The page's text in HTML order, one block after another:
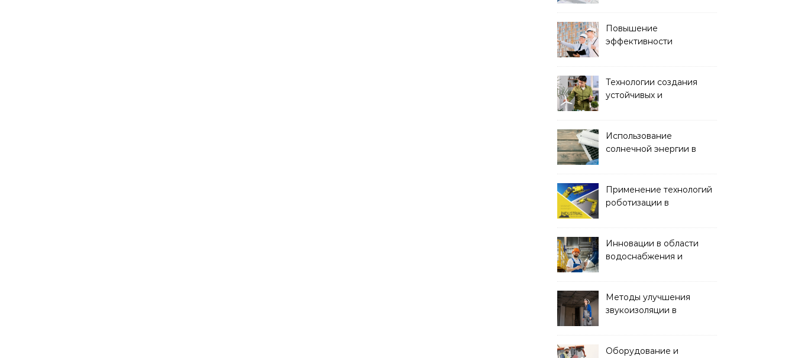
строительством
Повышение
эффективности
технологий
Технологии создания
устойчивых и
Использование
солнечной энергии в
Применение технологий
роботизации в
Инновации в области
водоснабжения и
Методы улучшения
звукоизоляции в
Оборудование и